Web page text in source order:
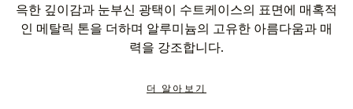
윽한 깊이감과 눈부신 광택이 수트케이스의 표면에 매혹적
인 메탈릭 톤을 더하며 알루미늄의 고유한 아름다움과 매
력을 강조합니다.
더 알아보기